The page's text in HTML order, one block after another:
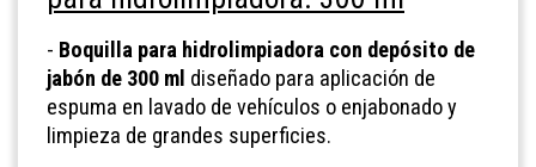
- Boquilla para hidrolimpiadora con depósito de
jabón de 300 ml diseñado para aplicación de
espuma en lavado de vehículos o enjabonado y
limpieza de grandes superficies.